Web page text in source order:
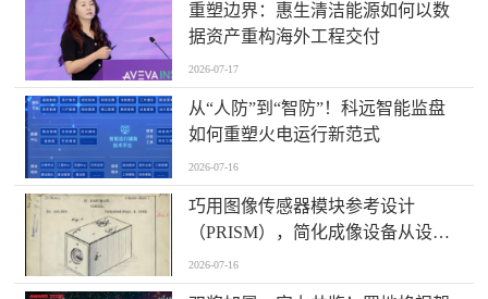
重塑边界：惠生清洁能源如何以数
据资产重构海外工程交付
2026-07-17
从“人防”到“智防”！科远智能监盘
如何重塑火电运行新范式
2026-07-16
巧用图像传感器模块参考设计
（PRISM），简化成像设备从设计
到制造的全流程
2026-07-16